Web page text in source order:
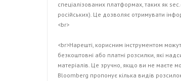
спеціалізованих платформах, таких як
російських). Це дозволяє отримувати
<br>
<br>Нарешті, корисним інструментом
безкоштовні або платні розсилки, які
матеріалів. Це зручно, якщо ви не маєте
Bloomberg пропонує кілька видів